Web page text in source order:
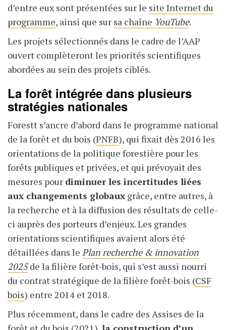
d’entre eux sont présentées sur le site Internet du
programme, ainsi que sur sa chaîne YouTube.
Les projets sélectionnés dans le cadre de l’AAP
ouvert complèteront les priorités scientifiques
abordées au sein des projets ciblés.
La forêt intégrée dans plusieurs
stratégies nationales
Forestt s’ancre d’abord dans le programme national
de la forêt et du bois (PNFB), qui fixait dès 2016 les
orientations de la politique forestière pour les
forêts publiques et privées, et qui prévoyait des
mesures pour diminuer les incertitudes liées
aux changements globaux grâce, entre autres, à
la recherche et à la diffusion des résultats de celle-
ci auprès des porteurs d’enjeux. Les grandes
orientations scientifiques avaient alors été
détaillées dans le Plan recherche & innovation
2025de la filière forêt-bois, qui s’est aussi nourri
du contrat stratégique de la filière forêt-bois (CSF
bois) entre 2014 et 2018.
Plus récemment, dans le cadre des Assises de la